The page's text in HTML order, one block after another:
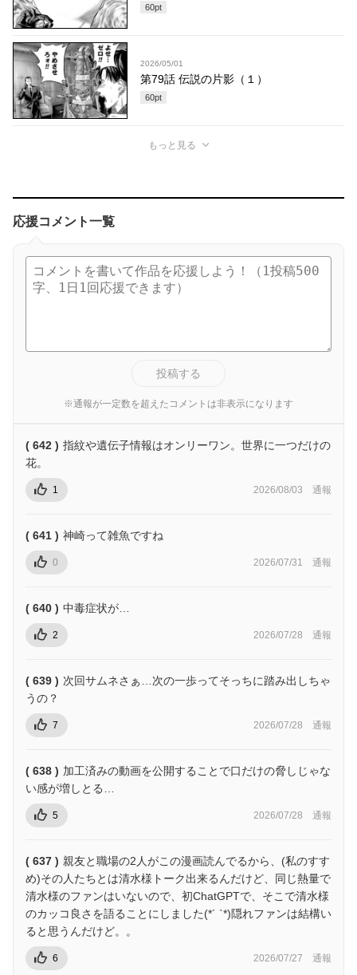
60pt
2026/05/01
第79話 伝説の片影（１）
60pt
もっと見る
応援コメント一覧
投稿する
※通報が一定数を超えたコメントは非表示になります
( 642 ) 指紋や遺伝子情報はオンリーワン。世界に一つだけの
花。
1 2026/08/03 通報
( 641 ) 神崎って雑魚ですね
0 2026/07/31 通報
( 640 ) 中毒症状が…
2 2026/07/28 通報
( 639 ) 次回サムネさぁ…次の一歩ってそっちに踏み出しちゃ
うの？
7 2026/07/28 通報
( 638 ) 加工済みの動画を公開することで口だけの脅しじゃな
い感が増しとる…
5 2026/07/28 通報
( 637 ) 親友と職場の2人がこの漫画読んでるから、(私のすす
め)その人たちとは清水様トーク出来るんだけど、同じ熱量で
清水様のファンはいないので、初ChatGPTで、そこで清水様
のカッコ良さを語ることにしました(*´ `*)隠れファンは結構い
ると思うんだけど。。
6 2026/07/27 通報